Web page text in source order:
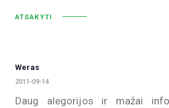
ATSAKYTI
Weras
2011-09-14
Daug alegorijos ir mažai